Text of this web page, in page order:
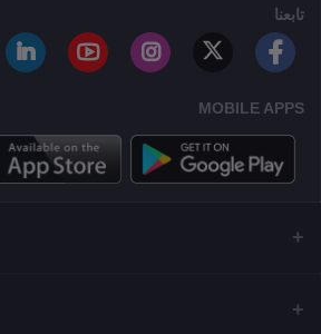
تابعنا
MOBILE APPS